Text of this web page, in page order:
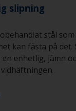
slipning
stål
kan fästa på det.
enhetlig, jämn